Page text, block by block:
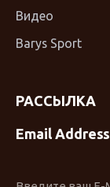
Видео
Barys Sport
РАССЫЛКА
Email Address